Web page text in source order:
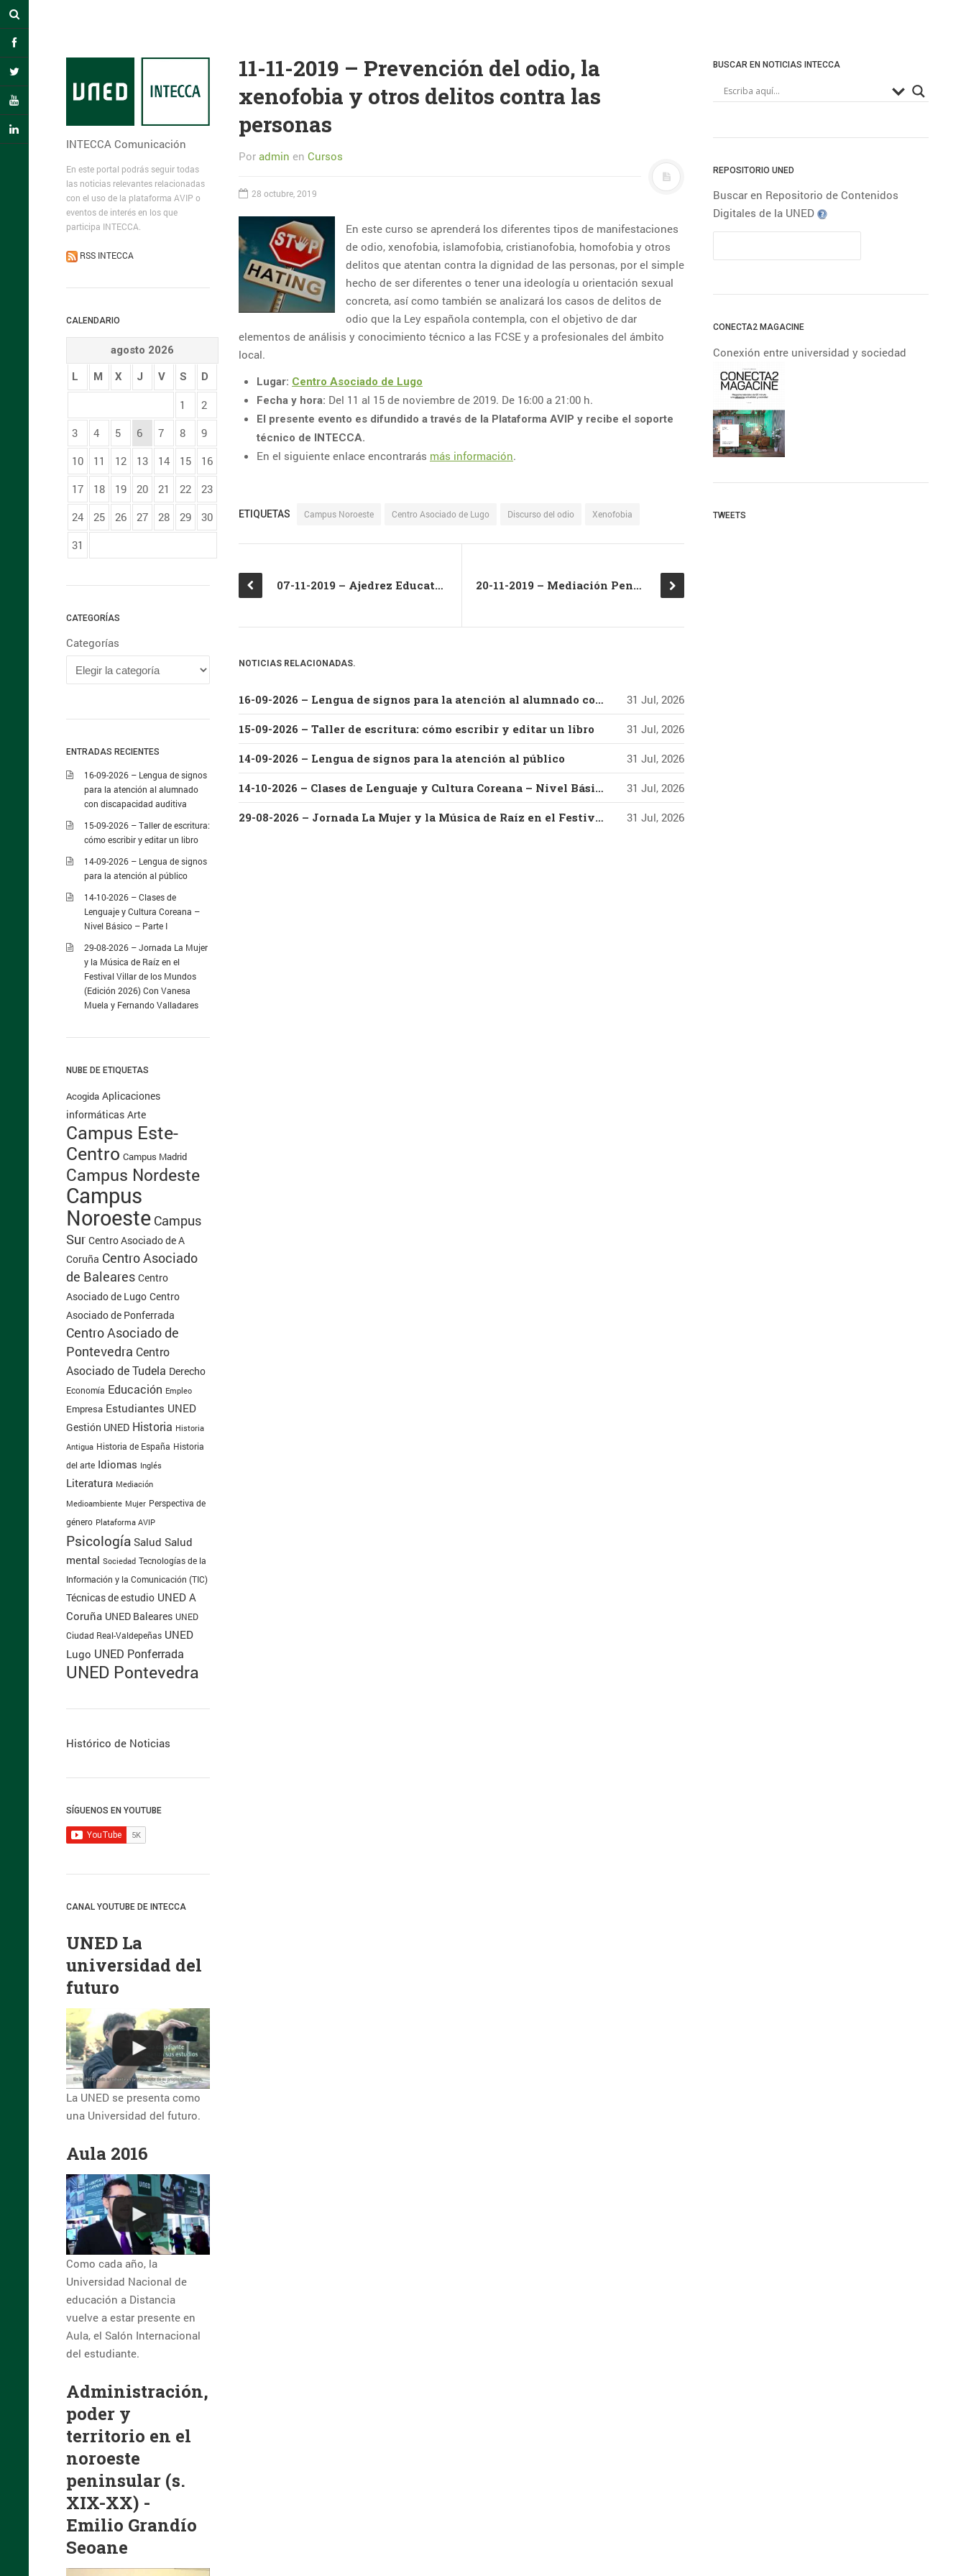
INTECCA Comunicación
En este portal podrás seguir todas
las noticias relevantes relacionadas
con el uso de la plataforma AVIP o
eventos de interés en los que
participa INTECCA.
RSS INTECCA
CALENDARIO
agosto 2026
L M X J V S D
1
2
3
4 5 6 7 8
9
10
11 12 13 14 15
16
17
18 19 20 21 22
23
24
25 26 27 28 29
30
31
CATEGORÍAS
Categorías
ENTRADAS RECIENTES
16-09-2026 – Lengua de signos
para la atención al alumnado
con discapacidad auditiva
15-09-2026 – Taller de escritura:
cómo escribir y editar un libro
14-09-2026 – Lengua de signos
para la atención al público
14-10-2026 – Clases de
Lenguaje y Cultura Coreana –
Nivel Básico – Parte I
29-08-2026 – Jornada La Mujer
y la Música de Raíz en el
Festival Villar de los Mundos
(Edición 2026) Con Vanesa
Muela y Fernando Valladares
NUBE DE ETIQUETAS
Acogida Aplicaciones
informáticas Arte
Campus Este-
Centro Campus Madrid
Campus Nordeste
Campus
Noroeste Campus
Sur Centro Asociado de A
Coruña Centro Asociado
de Baleares Centro
Asociado de Lugo Centro
Asociado de Ponferrada
Centro Asociado de
Pontevedra Centro
Asociado de Tudela Derecho
Economía Educación Empleo
Empresa Estudiantes UNED
Gestión UNED Historia Historia
Antigua Historia de España Historia
del arte Idiomas Inglés
Literatura Mediación
Medioambiente Mujer Perspectiva de
género Plataforma AVIP
Psicología Salud Salud
mental Sociedad Tecnologías de la
Información y la Comunicación (TIC)
Técnicas de estudio UNED A
Coruña UNED Baleares UNED
Ciudad Real-Valdepeñas UNED
Lugo UNED Ponferrada
UNED Pontevedra
Histórico de Noticias
SÍGUENOS EN YOUTUBE
CANAL YOUTUBE DE INTECCA
UNED La
universidad del
futuro
La UNED se presenta como
una Universidad del futuro.
Aula 2016
Como cada año, la
Universidad Nacional de
educación a Distancia
vuelve a estar presente en
Aula, el Salón Internacional
del estudiante.
Administración,
poder y
territorio en el
noroeste
peninsular (s.
XIX-XX) -
Emilio Grandío
Seoane
11-11-2019 – Prevención del odio, la
xenofobia y otros delitos contra las
personas
Por admin en Cursos
28 octubre, 2019
En este curso se aprenderá los diferentes tipos de manifestaciones
de odio, xenofobia, islamofobia, cristianofobia, homofobia y otros
delitos que atentan contra la dignidad de las personas, por el simple
hecho de ser diferentes o tener una ideología u orientación sexual
concreta, así como también se analizará los casos de delitos de
odio que la Ley española contempla, con el objetivo de dar
elementos de análisis y conocimiento técnico a las FCSE y a profesionales del ámbito
local.
Lugar: Centro Asociado de Lugo
Fecha y hora: Del 11 al 15 de noviembre de 2019. De 16:00 a 21:00 h.
El presente evento es difundido a través de la Plataforma AVIP y recibe el soporte
técnico de INTECCA.
En el siguiente enlace encontrarás más información.
ETIQUETAS Campus Noroeste Centro Asociado de Lugo Discurso del odio Xenofobia
07-11-2019 – Ajedrez Educativo – Nivel Amarillo (Quinta edición) 20-11-2019 – Mediación Penal: Hacia la justicia restaurativa
NOTICIAS RELACIONADAS.
16-09-2026 – Lengua de signos para la atención al alumnado con discapacidad auditiva 31 Jul, 2026
15-09-2026 – Taller de escritura: cómo escribir y editar un libro 31 Jul, 2026
14-09-2026 – Lengua de signos para la atención al público 31 Jul, 2026
14-10-2026 – Clases de Lenguaje y Cultura Coreana – Nivel Básico – Parte I 31 Jul, 2026
29-08-2026 – Jornada La Mujer y la Música de Raíz en el Festival Villar de los Mundos (Edición 2026) Con Vanesa Muela y Fernando Valladares 31 Jul, 2026
BUSCAR EN NOTICIAS INTECCA
REPOSITORIO UNED
Buscar en Repositorio de Contenidos
Digitales de la UNED
CONECTA2 MAGACINE
Conexión entre universidad y sociedad
TWEETS